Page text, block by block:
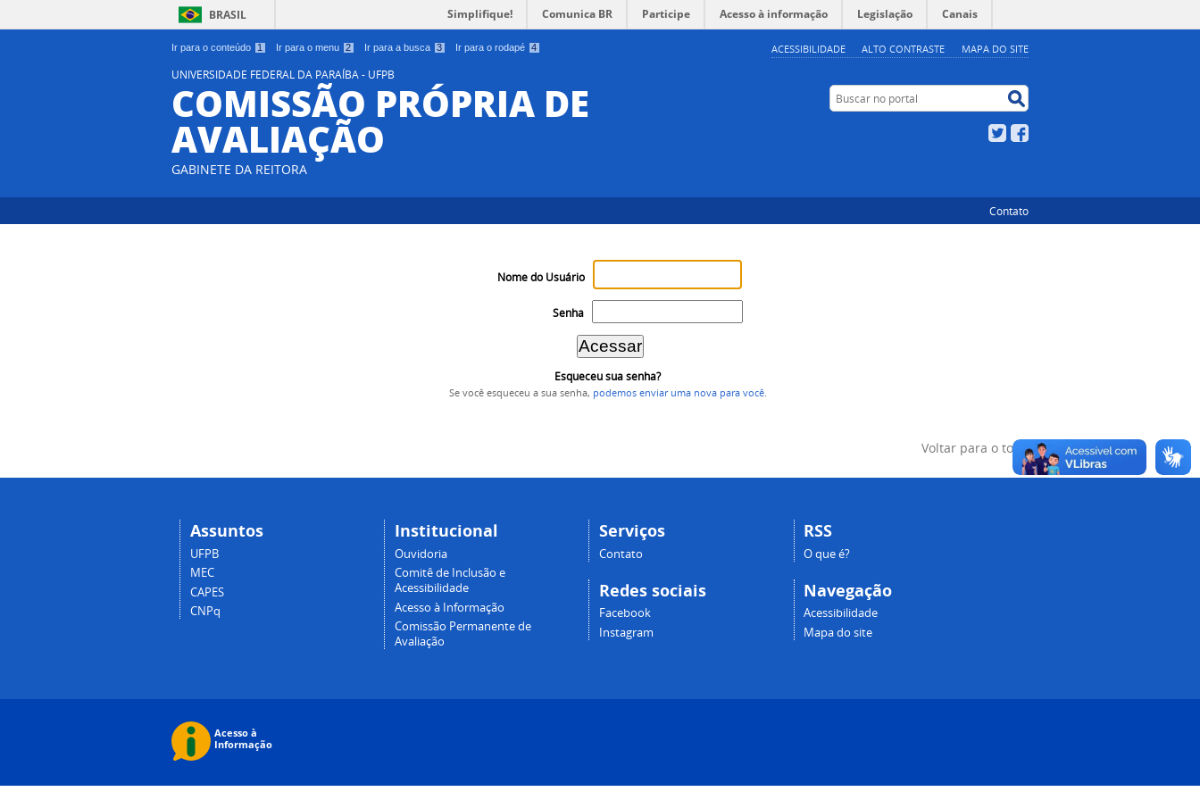
Ir para o conteúdo 1 Ir para o menu 2 Ir para a busca 3 Ir para o rodapé 4 ACESSIBILIDADE ALTO CONTRASTE MAPA DO SITE
BRASIL Simplifique! Comunica BR Participe Acesso à informação Legislação Canais
UNIVERSIDADE FEDERAL DA PARAÍBA - UFPB
COMISSÃO PRÓPRIA DE
AVALIAÇÃO
GABINETE DA REITORA
Buscar no portal
Twitter
Contato
Nome do Usuário
Senha
Esqueceu sua senha?
Se você esqueceu a sua senha, podemos enviar uma nova para você.
Voltar para o topo
Assuntos
UFPB
MEC
CAPES
CNPq
Institucional
Ouvidoria
Comitê de Inclusão e
Acessibilidade
Acesso à Informação
Comissão Permanente de
Avaliação
Serviços
Contato
Redes sociais
Facebook
Instagram
RSS
O que é?
Navegação
Acessibilidade
Mapa do site